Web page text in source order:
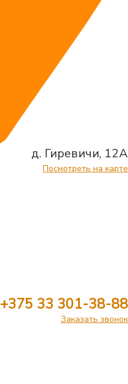
д. Гиревичи, 12А
Посмотреть на карте
+375 33 301-38-88
Заказать звонок